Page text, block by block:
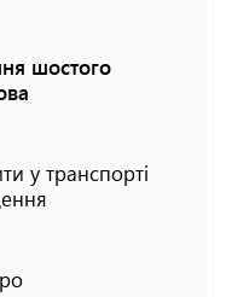
шостого
у транспорті